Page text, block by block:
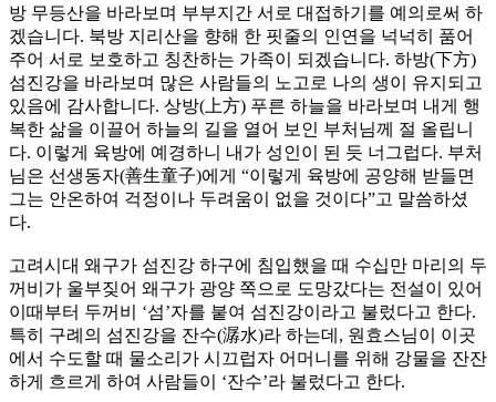
방 무등산을 바라보며 부부지간 서로 대접하기를 예의로써 하
겠습니다. 북방 지리산을 향해 한 핏줄의 인연을 넉넉히 품어
주어 서로 보호하고 칭찬하는 가족이 되겠습니다. 하방(下方)
섬진강을 바라보며 많은 사람들의 노고로 나의 생이 유지되고
있음에 감사합니다. 상방(上方) 푸른 하늘을 바라보며 내게 행
복한 삶을 이끌어 하늘의 길을 열어 보인 부처님께 절 올립니
다. 이렇게 육방에 예경하니 내가 성인이 된 듯 너그럽다. 부처
님은 선생동자(善生童子)에게 “이렇게 육방에 공양해 받들면
그는 안온하여 걱정이나 두려움이 없을 것이다”고 말씀하셨
다.
고려시대 왜구가 섬진강 하구에 침입했을 때 수십만 마리의 두
꺼비가 울부짖어 왜구가 광양 쪽으로 도망갔다는 전설이 있어
이때부터 두꺼비 ‘섬’자를 붙여 섬진강이라고 불렀다고 한다.
특히 구례의 섬진강을 잔수(潺水)라 하는데, 원효스님이 이곳
에서 수도할 때 물소리가 시끄럽자 어머니를 위해 강물을 잔잔
하게 흐르게 하여 사람들이 ‘잔수’라 불렀다고 한다.